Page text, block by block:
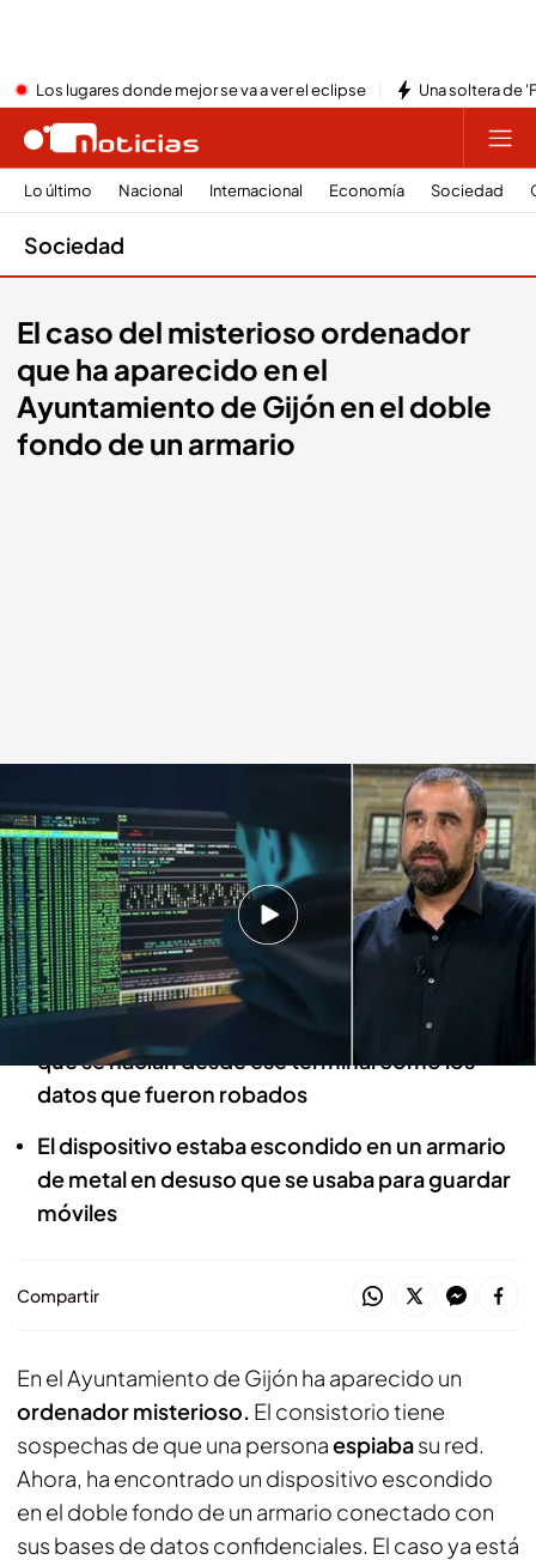
Los lugares donde mejor se va a ver el eclipse Una soltera de
Lo último Nacional Internacional Economía Sociedad
Sociedad
El caso del misterioso ordenador
que ha aparecido en el
Ayuntamiento de Gijón en el doble
fondo de un armario
El caso del misterioso ordenador que ha aparecido en el Ayuntamiento de
Redacción digital Noticias Cuatro Daniel Montero
05 JUL 2024 - 21:31h.
El consistorio sufrió un hackeo grave en 2022 y
desde hace meses la red no les funciona bien
La Policía Nacional investiga tanto los accesos
que se hacían desde ese terminal como los
datos que fueron robados
El dispositivo estaba escondido en un armario
de metal en desuso que se usaba para guardar
móviles
Compartir
En el Ayuntamiento de Gijón ha aparecido un
ordenador misterioso. El consistorio tiene
sospechas de que una personaespiabasu red.
Ahora, ha encontrado un dispositivo escondido
en el doble fondo de un armario conectado con
sus bases de datos confidenciales. El caso ya está